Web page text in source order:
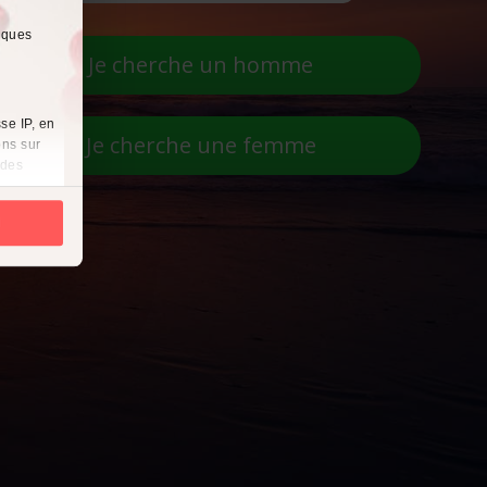
IP, en
sur
à
Je cherche un homme
Je cherche une femme